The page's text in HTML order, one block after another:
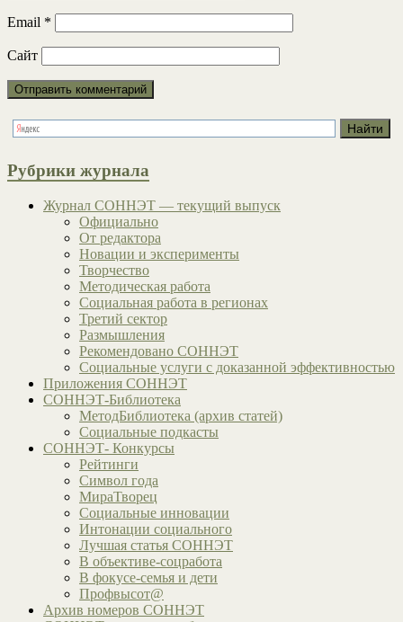
Email *
Сайт
Рубрики журнала
Журнал СОННЭТ — текущий выпуск
Официально
От редактора
Новации и эксперименты
Творчество
Методическая работа
Социальная работа в регионах
Третий сектор
Размышления
Рекомендовано СОННЭТ
Социальные услуги с доказанной эффективностью
Приложения СОННЭТ
СОННЭТ-Библиотека
МетодБиблиотека (архив статей)
Социальные подкасты
СОННЭТ- Конкурсы
Рейтинги
Символ года
МираТворец
Социальные инновации
Интонации социального
Лучшая статья СОННЭТ
В объективе-соцработа
В фокусе-семья и дети
Профвысот@
Архив номеров СОННЭТ